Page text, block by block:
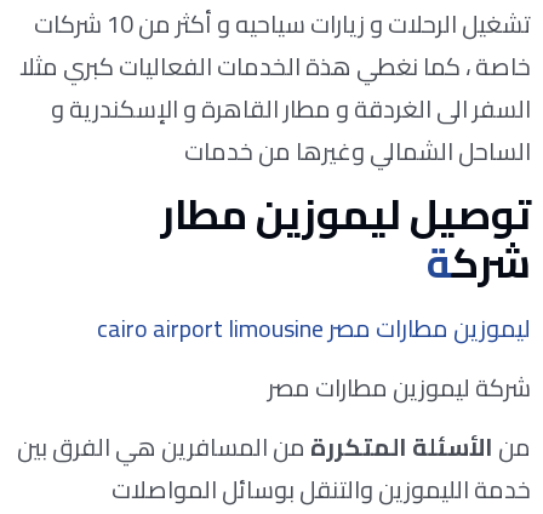
تشغيل الرحلات و زيارات سياحيه و أكثر من 10 شركات
خاصة ، كما نغطي هذة الخدمات الفعاليات كبري مثلا
السفر الى الغردقة و مطار القاهرة و الإسكندرية و
الساحل الشمالي وغيرها من خدمات
توصيل ليموزين مطار
شركة
ليموزين مطارات مصر cairo airport limousine
شركة ليموزين مطارات مصر
منالأسئلة المتكررةمن المسافرين هي الفرق بين
خدمة الليموزين والتنقل بوسائل المواصلات